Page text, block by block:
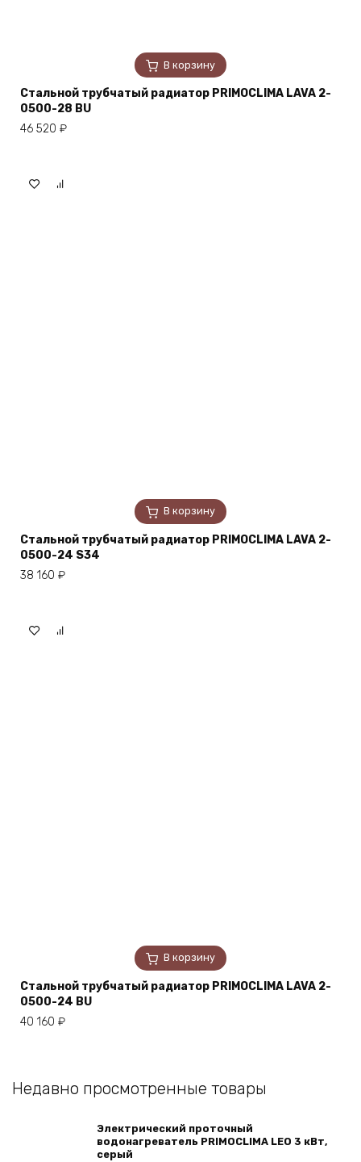
В корзину
Стальной трубчатый радиатор PRIMOCLIMA LAVA 2-
0500-28 BU
46 520 ₽
В корзину
Стальной трубчатый радиатор PRIMOCLIMA LAVA 2-
0500-24 S34
38 160 ₽
В корзину
Стальной трубчатый радиатор PRIMOCLIMA LAVA 2-
0500-24 BU
40 160 ₽
Недавно просмотренные товары
Электрический проточный
водонагреватель PRIMOCLIMA LEO 3 кВт,
серый